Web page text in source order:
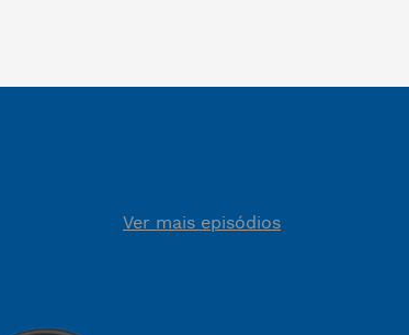
Ver mais episódios